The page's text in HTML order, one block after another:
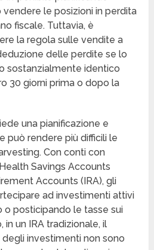
le posizioni in perdita
fiscale. Tuttavia, è
la regola sulle vendite a
delle perdite se lo
sostanzialmente identico
30 giorni prima o dopo la
una pianificazione e
può rendere più difficili le
Con conti con
Savings Accounts
Accounts (IRA), gli
ad investimenti attivi
o posticipando le tasse sui
in un IRA tradizionale, il
investimenti non sono